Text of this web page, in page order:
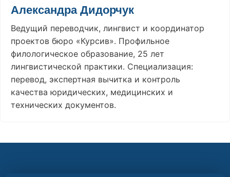
Александра Дидорчук
Ведущий переводчик, лингвист и координатор
проектов бюро «Курсив». Профильное
филологическое образование, 25 лет
лингвистической практики. Специализация:
перевод, экспертная вычитка и контроль
качества юридических, медицинских и
технических документов.